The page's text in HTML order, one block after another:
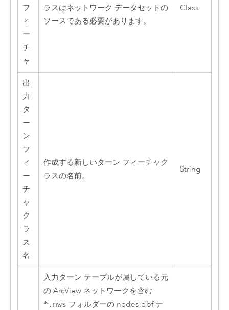
フ
ィ
ー
チ
ャ
ラスはネットワーク データセットの
ソースである必要があります。
Class
出
力
タ
ー
ン
フ
ィ
ー
チ
ャ
ク
ラ
ス
名
作成する新しいターン フィーチャク
ラスの名前。
String
入力ターン テーブルが属している元
の ArcView ネットワークを含む
*.nws フォルダーの nodes.dbf テ